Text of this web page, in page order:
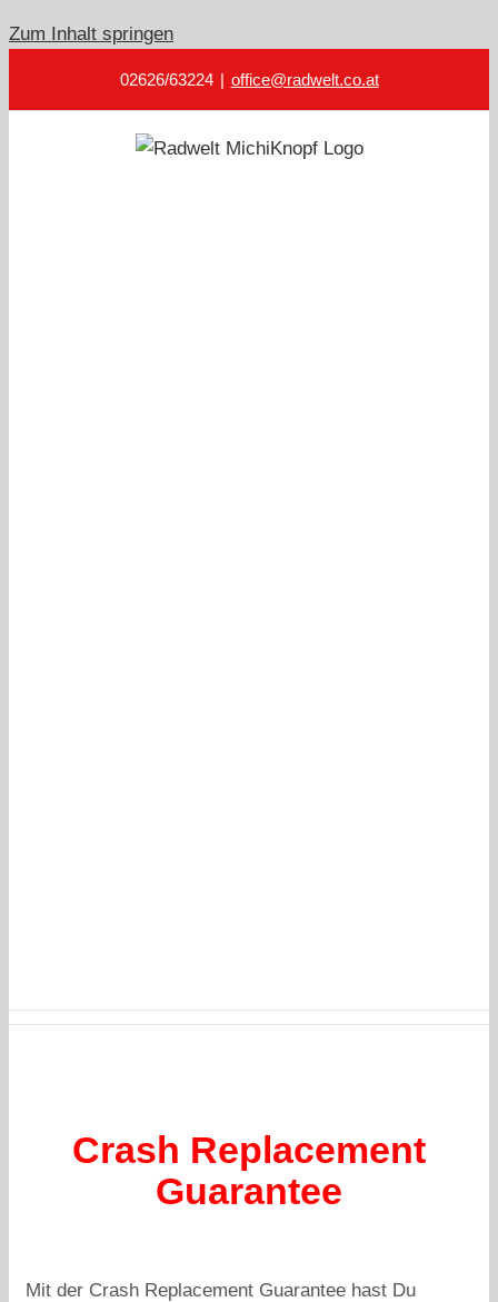
Zum Inhalt springen
02626/63224 | office@radwelt.co.at
Crash Replacement
Guarantee
Mit der Crash Replacement Guarantee hast Du